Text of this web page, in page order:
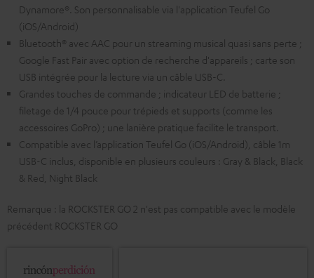
Dynamore®. Son personnalisable via l'application Teufel Go
(iOS/Android)
Bluetooth® avec AAC pour un streaming musical quasi sans perte ;
Google Fast Pair avec option de recherche d'appareils ; carte son
USB intégrée pour la lecture via un câble USB-C.
Grandes touches de commande ; indicateur LED de batterie ;
filetage de 1/4 pouce pour trépieds et supports (comme les
accessoires GoPro) ; une lanière pratique facilite le transport.
Compatible avec l’application Teufel Go (iOS/Android), câble 1m
USB-C inclus, disponible en plusieurs couleurs : Gray & Black, Black
& Red, Night Black
Remarque : la ROCKSTER GO 2 n'est pas compatible avec le modèle
précédent ROCKSTER GO